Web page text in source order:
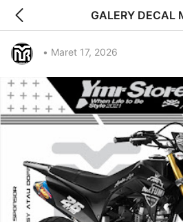
GALERY DECAL
• Maret 17, 2026